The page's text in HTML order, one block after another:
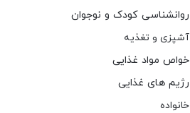
روانشناسی کودک و نوجوان
آشپزی و تغذیه
خواص مواد غذایی
رژیم های غذایی
خانواده